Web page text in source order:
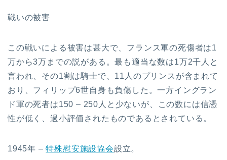
戦いの被害
この戦いによる被害は甚大で、フランス軍の死傷者は1
万から3万までの説がある。最も適当な数は1万2千人と
言われ、その1割は騎士で、11人のプリンスが含まれて
おり、フィリップ6世自身も負傷した。一方イングラン
ド軍の死者は150 – 250人と少ないが、この数には信憑
性が低く、過小評価されたものであるとされている。
1945年 –特殊慰安施設協会設立。